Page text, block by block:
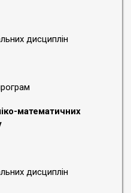
дисциплін
математичних
дисциплін